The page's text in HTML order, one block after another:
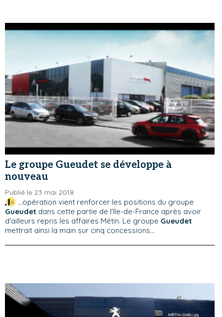
Le groupe Gueudet se développe à
nouveau
Publié le 23 mai 2018
...opération vient renforcer les positions du groupe
Gueudet dans cette partie de l'Ile-de-France après avoir
d'ailleurs repris les affaires Métin. Le groupe Gueudet
mettrait ainsi la main sur cinq concessions...